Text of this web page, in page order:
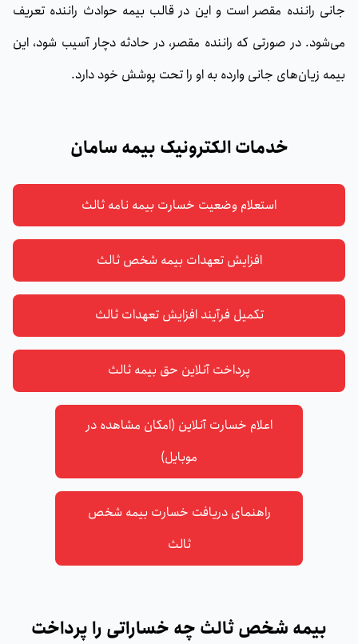
جانی راننده مقصر است و این در قالب بیمه حوادث راننده تعریف
می‌شود. در صورتی که راننده مقصر، در حادثه دچار آسیب شود، این
بیمه زیان‌های جانی وارده به او را تحت پوشش خود دارد.
خدمات الکترونیک بیمه سامان
استعلام وضعیت خسارت بیمه نامه ثالث
افزایش تعهدات بیمه شخص ثالث
تکمیل فرآیند افزایش تعهدات ثالث
پرداخت آنلاین حق بیمه ثالث
اعلام خسارت آنلاین (امکان مشاهده در
موبایل)
راهنمای دریافت خسارت بیمه شخص
ثالث
بیمه شخص ثالث چه خساراتی را پرداخت